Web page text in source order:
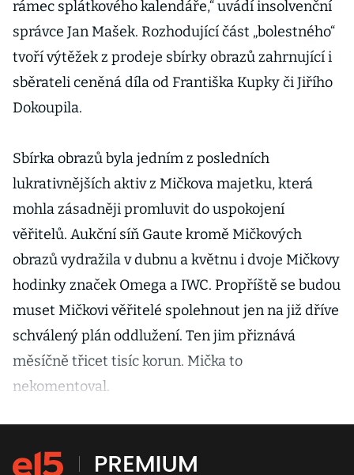
rámec splátkového kalendáře,“ uvádí insolvenční
správce Jan Mašek. Rozhodující část „bolestného“
tvoří výtěžek z prodeje sbírky obrazů zahrnující i
sběrateli ceněná díla od Františka Kupky či Jiřího
Dokoupila.
Sbírka obrazů byla jedním z posledních
lukrativnějších aktiv z Mičkova majetku, která
mohla zásadněji promluvit do uspokojení
věřitelů. Aukční síň Gaute kromě Mičkových
obrazů vydražila v dubnu a květnu i dvoje Mičkovy
hodinky značek Omega a IWC. Propříště se budou
muset Mičkovi věřitelé spolehnout jen na již dříve
schválený plán oddlužení. Ten jim přiznává
měsíčně třicet tisíc korun. Mička to
nekomentoval.